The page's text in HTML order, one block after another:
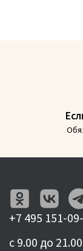
+7 495 151-
с 9.00 до 21.00